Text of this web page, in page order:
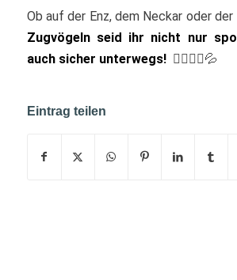
Ob auf der Enz, dem Neckar oder der
Zugvögeln seid ihr nicht nur
auch sicher unterwegs! 🚣‍♂️🏄‍♀️💦
Eintrag teilen